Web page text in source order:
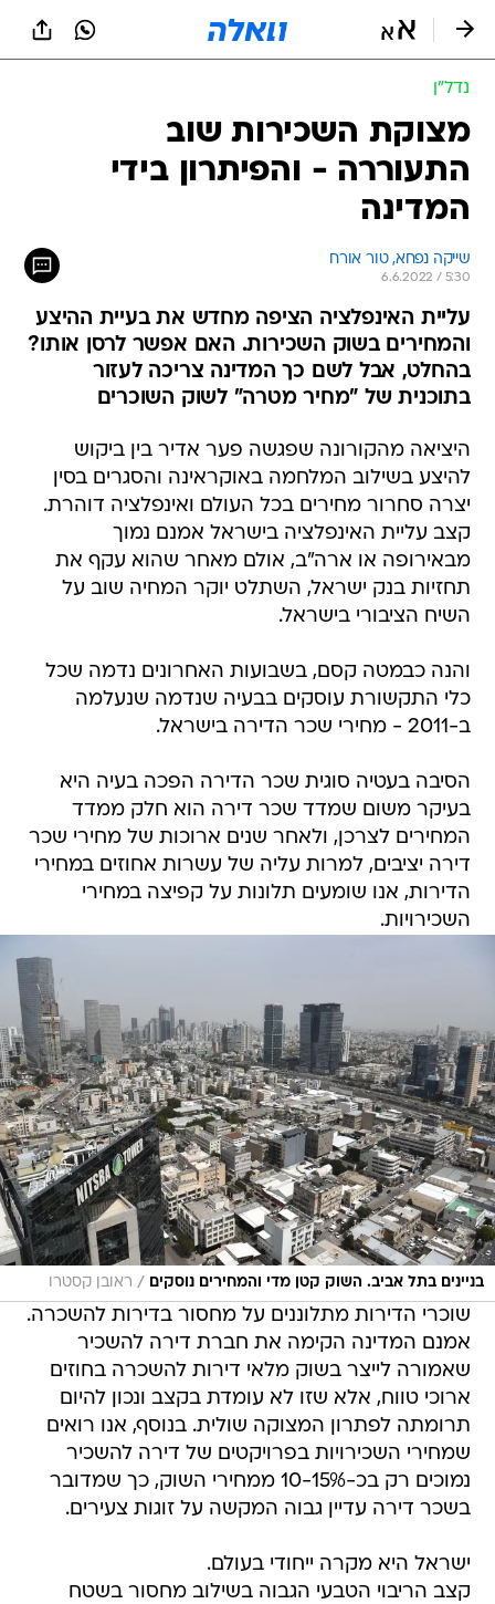
נדל״ן
מצוקת השכירות שוב
התעוררה - והפיתרון בידי
המדינה
שייקה נפחא, טור אורח
6.6.2022 / 5:30
עליית האינפלציה הציפה מחדש את בעיית ההיצע
והמחירים בשוק השכירות. האם אפשר לרסן אותו?
בהחלט, אבל לשם כך המדינה צריכה לעזור
בתוכנית של "מחיר מטרה" לשוק השוכרים
היציאה מהקורונה שפגשה פער אדיר בין ביקוש
להיצע בשילוב המלחמה באוקראינה והסגרים בסין
יצרה סחרור מחירים בכל העולם ואינפלציה דוהרת.
קצב עליית האינפלציה בישראל אמנם נמוך
מבאירופה או ארה"ב, אולם מאחר שהוא עקף את
תחזיות בנק ישראל, השתלט יוקר המחיה שוב על
השיח הציבורי בישראל.
והנה כבמטה קסם, בשבועות האחרונים נדמה שכל
כלי התקשורת עוסקים בבעיה שנדמה שנעלמה
ב-2011 - מחירי שכר הדירה בישראל.
הסיבה בעטיה סוגית שכר הדירה הפכה בעיה היא
בעיקר משום שמדד שכר דירה הוא חלק ממדד
המחירים לצרכן, ולאחר שנים ארוכות של מחירי שכר
דירה יציבים, למרות עליה של עשרות אחוזים במחירי
הדירות, אנו שומעים תלונות על קפיצה במחירי
השכירויות.
בניינים בתל אביב. השוק קטן מדי והמחירים נוסקים / ראובן קסטרו
שוכרי הדירות מתלוננים על מחסור בדירות להשכרה.
אמנם המדינה הקימה את חברת דירה להשכיר
שאמורה לייצר בשוק מלאי דירות להשכרה בחוזים
ארוכי טווח, אלא שזו לא עומדת בקצב ונכון להיום
תרומתה לפתרון המצוקה שולית. בנוסף, אנו רואים
שמחירי השכירויות בפרויקטים של דירה להשכיר
נמוכים רק בכ-10-15% ממחירי השוק, כך שמדובר
בשכר דירה עדיין גבוה המקשה על זוגות צעירים.
ישראל היא מקרה ייחודי בעולם.
קצב הריבוי הטבעי הגבוה בשילוב מחסור בשטח